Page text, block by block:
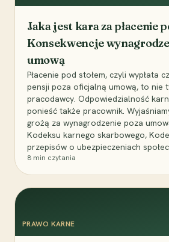
Jaka jest kara za płacenie
Konsekwencje
umową
Płacenie pod stołem, czyli wypłata
pensji poza oficjalną umową, to nie
pracodawcy. Odpowiedzialność
ponieść także pracownik.
grożą za wynagrodzenie poza
Kodeksu karnego skarbowego,
przepisów o ubezpieczeniach
8 min czytania
PRAWO KARNE